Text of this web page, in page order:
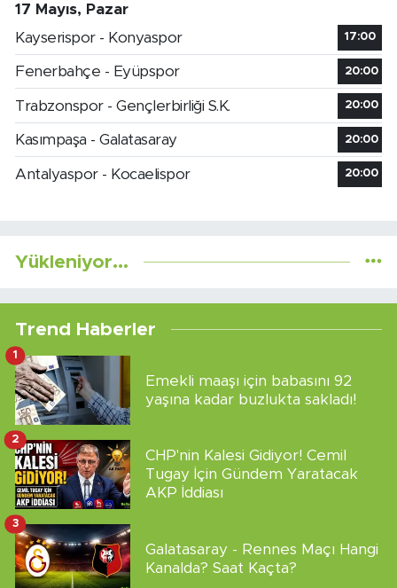
17 Mayıs, Pazar
Kayserispor - Konyaspor
17:00
Fenerbahçe - Eyüpspor 20:00
Trabzonspor - Gençlerbirliği S.K. 20:00
Kasımpaşa - Galatasaray 20:00
Antalyaspor - Kocaelispor 20:00
Yükleniyor...
Trend Haberler
Emekli maaşı için babasını 92
yaşına kadar buzlukta sakladı!
1
CHP'nin Kalesi Gidiyor! Cemil
Tugay İçin Gündem Yaratacak
AKP İddiası
2
Galatasaray - Rennes Maçı Hangi
Kanalda? Saat Kaçta?
3